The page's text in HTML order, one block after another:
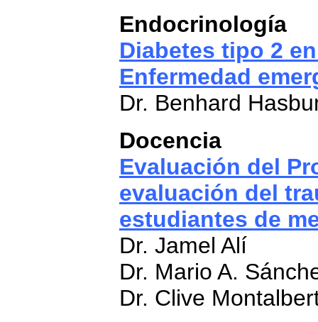
Endocrinología
Diabetes tipo 2
Enfermedad
Dr. Benhard
Docencia
Evaluación del
evaluación del
estudiantes de
Dr. Jamel Alí
Dr. Mario A.
Dr. Clive